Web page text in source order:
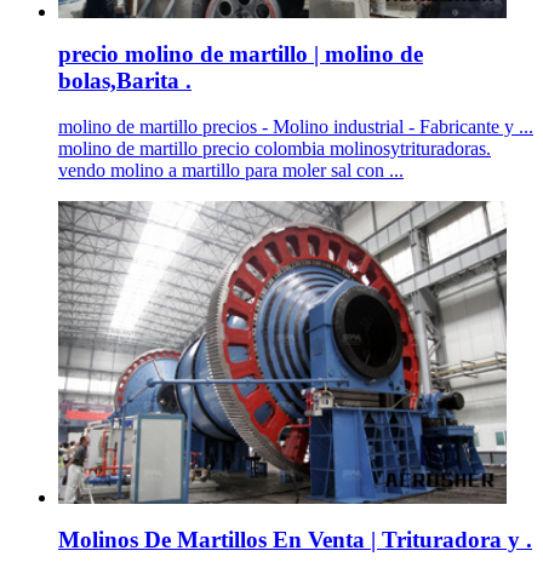
precio molino de martillo | molino de
bolas,Barita .
molino de martillo precios - Molino industrial - Fabricante y ...
molino de martillo precio colombia molinosytrituradoras.
vendo molino a martillo para moler sal con ...
Molinos De Martillos En Venta | Trituradora y .